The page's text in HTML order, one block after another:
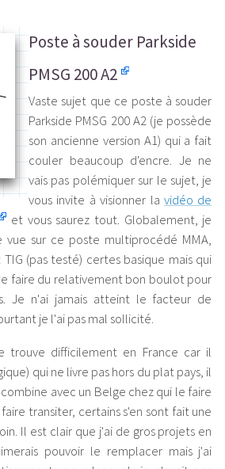
Poste à souder Parkside
PMSG 200 A2
Vaste sujet que ce poste à souder
Parkside PMSG 200 A2 (je possède
son ancienne version A1) qui a fait
couler beaucoup d'encre. Je ne
vais pas polémiquer sur le sujet, je
vous invite à visionner la vidéo de
et vous saurez tout. Globalement, je
sur ce poste multiprocédé MMA,
(pas testé) certes basique mais qui
faire du relativement bon boulot pour
Je n'ai jamais atteint le facteur de
je l'ai pas mal sollicité.
trouve difficilement en France car il
qui ne livre pas hors du plat pays, il
avec un Belge chez qui le faire
transiter, certains s'en sont fait une
Il est clair que j'ai de gros projets en
pouvoir le remplacer mais j'ai